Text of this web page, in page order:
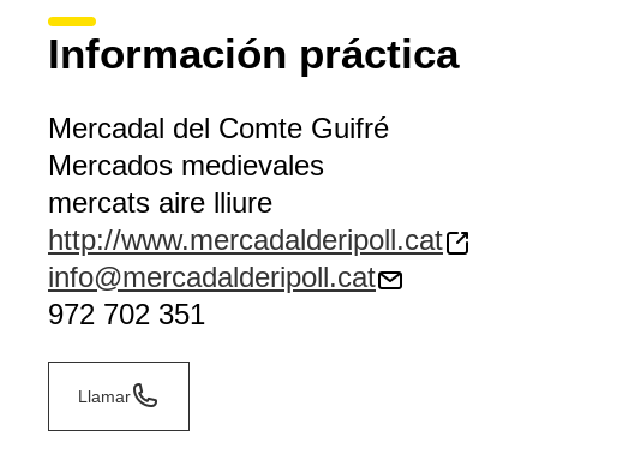
Información práctica
Mercadal del Comte Guifré
Mercados medievales
mercats aire lliure
http://www.mercadalderipoll.cat
info@mercadalderipoll.cat
972 702 351
Llamar